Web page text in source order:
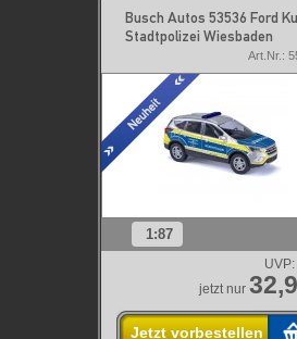
Busch Autos 53536 Ford
Stadtpolizei Wiesbaden
Art.Nr.:
1:87
UVP:
jetzt nur
Jetzt vorbestellen